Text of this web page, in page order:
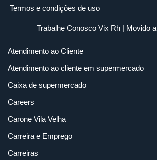
Termos e condições de uso
Trabalhe Conosco Vix Rh| Movido a
Atendimento ao Cliente
Atendimento ao cliente em supermercado
Caixa de supermercado
Careers
Carone Vila Velha
Carreira e Emprego
Carreiras